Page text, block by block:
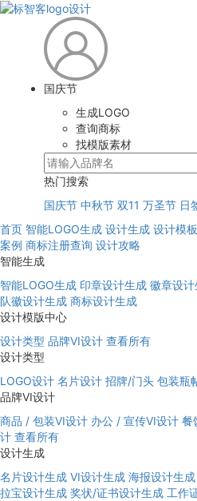
国庆节
生成LOGO
查询商标
找模版素材
热门搜索
国庆节 中秋节 双11 万圣节 日
首页 智能LOGO生成 设计生成 设计模
案例 商标注册查询 设计攻略
智能生成
智能LOGO生成 印章设计生成 徽章设
队徽设计生成 商标设计生成
设计模版中心
设计类型 品牌VI设计 查看所有
设计类型
LOGO设计 名片设计 招牌/门头 包装瓶
品牌VI设计
商品 / 包装VI设计 办公 / 宣传VI设计 餐
计 查看所有
设计生成
名片设计生成 VI设计生成 海报设计生成
拉宝设计生成 奖状/证书设计生成 工作